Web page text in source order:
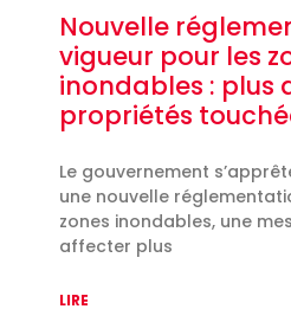
Nouvelle
vigueur pour les
inondables : plus
propriétés
Le gouvernement
une nouvelle
zones inondables, une
affecter plus
LIRE